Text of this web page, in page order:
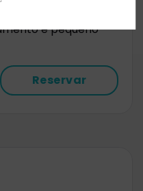
e pequeno-
Reservar